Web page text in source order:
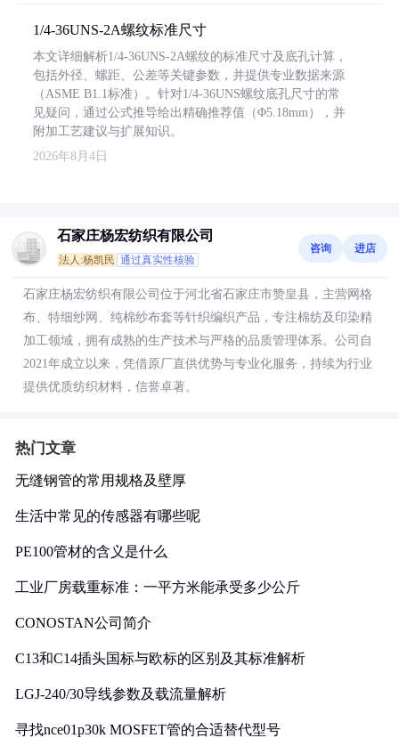
1/4-36UNS-2A螺纹标准尺寸
本文详细解析1/4-36UNS-2A螺纹的标准尺寸及底孔计算，
包括外径、螺距、公差等关键参数，并提供专业数据来源
（ASME B1.1标准）。针对1/4-36UNS螺纹底孔尺寸的常
见疑问，通过公式推导给出精确推荐值（Φ5.18mm），并
附加工艺建议与扩展知识。
2026年8月4日
石家庄杨宏纺织有限公司
法人:杨凯民 通过真实性核验
咨询 进店
石家庄杨宏纺织有限公司位于河北省石家庄市赞皇县，主营网格
布、特细纱网、纯棉纱布套等针织编织产品，专注棉纺及印染精
加工领域，拥有成熟的生产技术与严格的品质管理体系。公司自
2021年成立以来，凭借原厂直供优势与专业化服务，持续为行业
提供优质纺织材料，信誉卓著。
热门文章
无缝钢管的常用规格及壁厚
生活中常见的传感器有哪些呢
PE100管材的含义是什么
工业厂房载重标准：一平方米能承受多少公斤
CONOSTAN公司简介
C13和C14插头国标与欧标的区别及其标准解析
LGJ-240/30导线参数及载流量解析
寻找nce01p30k MOSFET管的合适替代型号